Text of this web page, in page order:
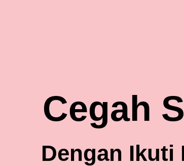
Cegah
Dengan Ikuti